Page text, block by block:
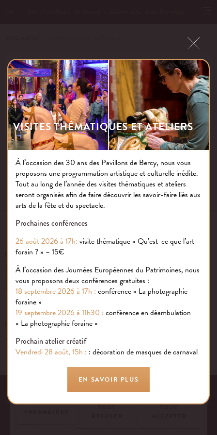
LOGO – CRÉDIT AGRICOLE
Publié le : 29.11.16
NOS THÉMATIQUES
VISITES THÉMATIQUES ET ATELIERS
À l’occasion des 30 ans des Pavillons de Bercy, nous vous
proposons une programmation artistique et culturelle inédite.
Tout au long de l’année des visites thématiques et ateliers
seront organisés afin de faire découvrir les savoir-faire liés aux
arts de la fête et du spectacle.
Prochaines conférences
26 août 2026 à 17h: visite thématique « Qu’est-ce que l’art
forain ? » – 15€
À l’occasion des Journées Européennes du Patrimoines, nous
vous proposons deux conférences gratuites :
18 septembre 2026 à 17h : conférence « La photographie
foraine »
19 septembre 2026 à 11h30 : conférence en déambulation
« La photographie foraine »
Prochain atelier créatif
Vendredi 28 août, 15h : : décoration de masques de carnaval
EN SAVOIR PLUS
INSCRIVEZ-VOUS À NOTRE NEWSLETTER
UN ÉVÉNEMENT, UNE QUESTION ?
+33 (0)1 43 40 16 22
53 AVENUE DES TERROIRS DE FRANCE, 75012 PARIS | FRANCE
Gestion des cookies
Nous utilisons des cookies sur notre site internet pour rendre votre
expérience aussi douce qu’une confiserie foraine !
TOUT
TOUT